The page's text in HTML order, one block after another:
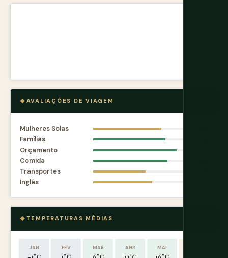
AVALIAÇÕES DE VIAGEM
Mulheres Solas
Famílias
Orçamento
Comida
Transportes
Inglês
TEMPERATURAS MÉDIAS
JAN FEV MAR ABR MAI